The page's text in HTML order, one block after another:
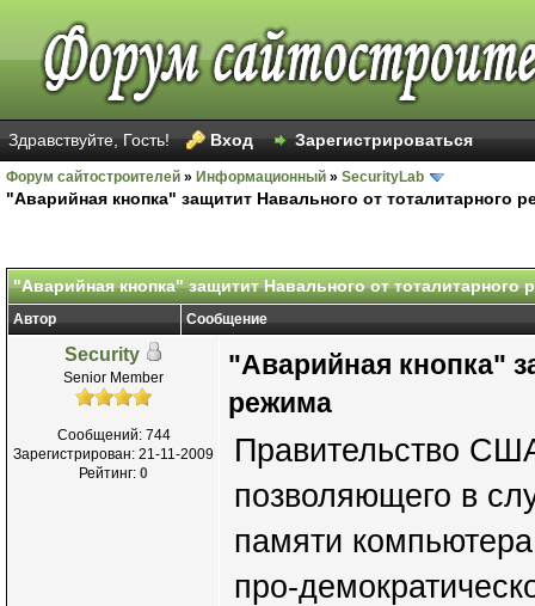
Здравствуйте, Гость! Вход Зарегистрироваться
Форум сайтостроителей » Информационный » SecurityLab
"Аварийная кнопка" защитит Навального от тоталитарного
"Аварийная кнопка" защитит Навального от тоталитарного
Автор Сообщение
Security
Senior Member
Сообщений: 744
Зарегистрирован: 21-11-2009
Рейтинг: 0
"Аварийная кнопка"
режима
Правительство
позволяющего в
памяти
про-